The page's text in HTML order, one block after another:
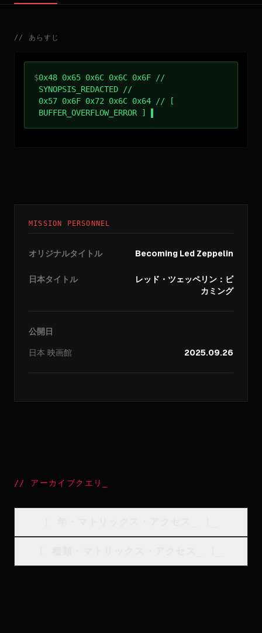
// あらすじ
$0x48 0x65 0x6C 0x6C 0x6F //
SYNOPSIS_REDACTED //
0x57 0x6F 0x72 0x6C 0x64 // [
BUFFER_OVERFLOW_ERROR ]
MISSION PERSONNEL
オリジナルタイトル Becoming Led Zeppelin
日本タイトル
レッド・ツェッペリン：ビ
カミング
公開日
日本 映画館 2025.09.26
// アーカイブクエリ